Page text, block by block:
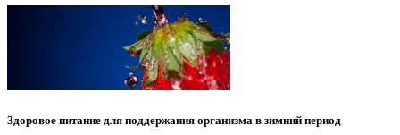
Здоровое питание для поддержания организма в зимний период